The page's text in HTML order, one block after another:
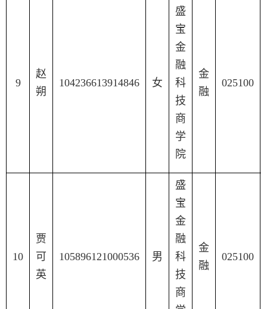
9
赵
朔
104236613914846 女
盛
宝
金
融
科
技
商
学
院
金
融
025100
10
贾
可
英
105896121000536 男
盛
宝
金
融
科
技
商
金
融
025100